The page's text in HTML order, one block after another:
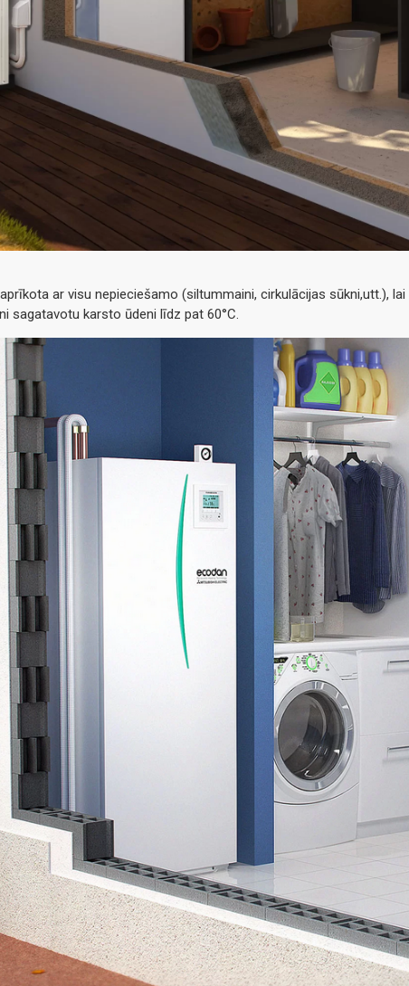
ar visu nepieciešamo (siltummaini, cirkulācijas sūkni,utt.),
sagatavotu karsto ūdeni līdz pat 60°C.